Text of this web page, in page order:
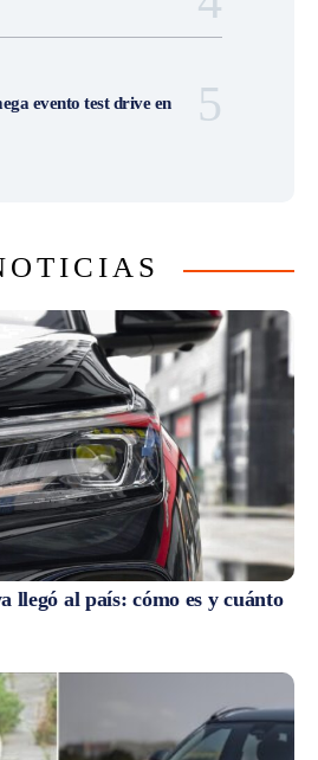
evento test drive en
llegó al país: cómo es y cuánto